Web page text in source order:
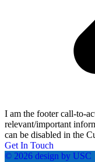
I am the footer call-to-
relevant/important
can be disabled in the
Get In Touch
© 2026 design by USC